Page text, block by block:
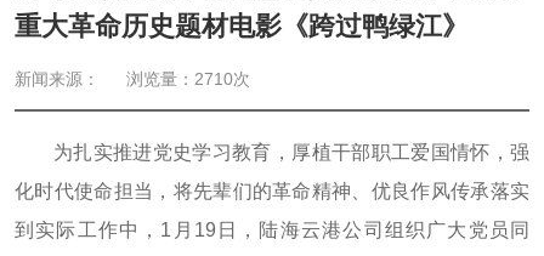
重大革命历史题材电影《跨过鸭绿江》
新闻来源： 浏览量：2710次
为扎实推进党史学习教育，厚植干部职工爱国情怀，强
化时代使命担当，将先辈们的革命精神、优良作风传承落实
到实际工作中，1月19日，陆海云港公司组织广大党员同